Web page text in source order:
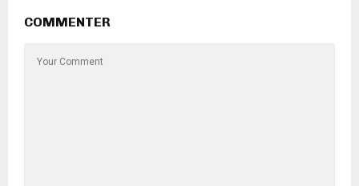
COMMENTER